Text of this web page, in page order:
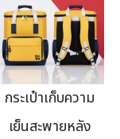
กระเป๋าเก็บความ
เย็นสะพายหลัง